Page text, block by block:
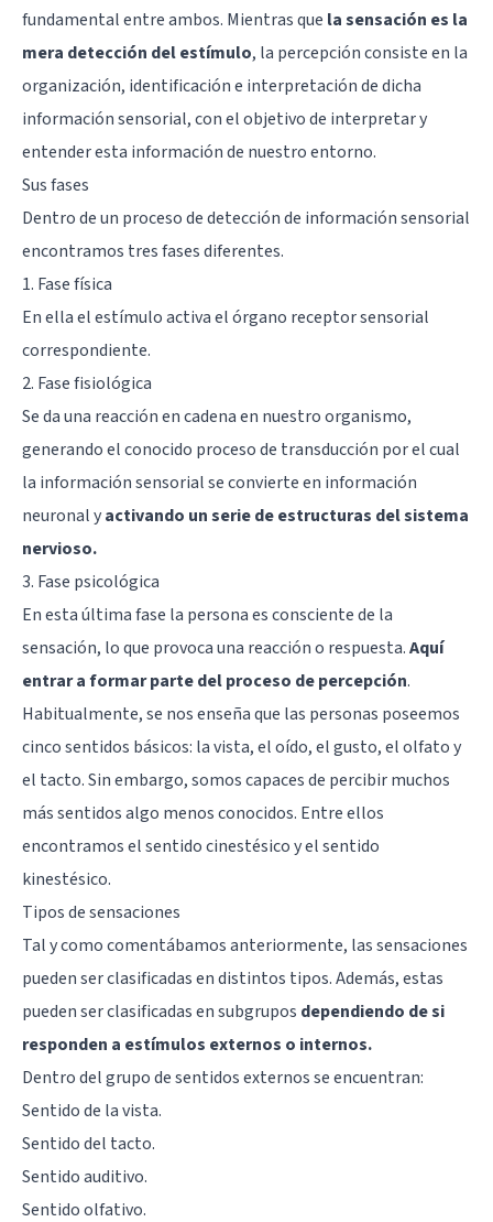
fundamental entre ambos. Mientras que la sensación es la
mera detección del estímulo, la percepción consiste en la
organización, identificación e interpretación de dicha
información sensorial, con el objetivo de interpretar y
entender esta información de nuestro entorno.
Sus fases
Dentro de un proceso de detección de información sensorial
encontramos tres fases diferentes.
1. Fase física
En ella el estímulo activa el órgano receptor sensorial
correspondiente.
2. Fase fisiológica
Se da una reacción en cadena en nuestro organismo,
generando el conocido proceso de transducción por el cual
la información sensorial se convierte en información
neuronal yactivando un serie de estructuras del sistema
nervioso.
3. Fase psicológica
En esta última fase la persona es consciente de la
sensación, lo que provoca una reacción o respuesta.Aquí
entrar a formar parte del proceso de percepción.
Habitualmente, se nos enseña que las personas poseemos
cinco sentidos básicos: la vista, el oído, el gusto, el olfato y
el tacto. Sin embargo, somos capaces de percibir muchos
más sentidos algo menos conocidos. Entre ellos
encontramos el sentido cinestésico y el sentido
kinestésico.
Tipos de sensaciones
Tal y como comentábamos anteriormente, las sensaciones
pueden ser clasificadas en distintos tipos. Además, estas
pueden ser clasificadas en subgrupos dependiendo de si
responden a estímulos externos o internos.
Dentro del grupo de sentidos externos se encuentran:
Sentido de la vista.
Sentido del tacto.
Sentido auditivo.
Sentido olfativo.